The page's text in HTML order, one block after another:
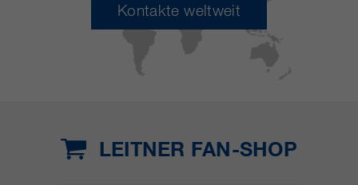
Kontakte weltweit
LEITNER FAN-SHOP